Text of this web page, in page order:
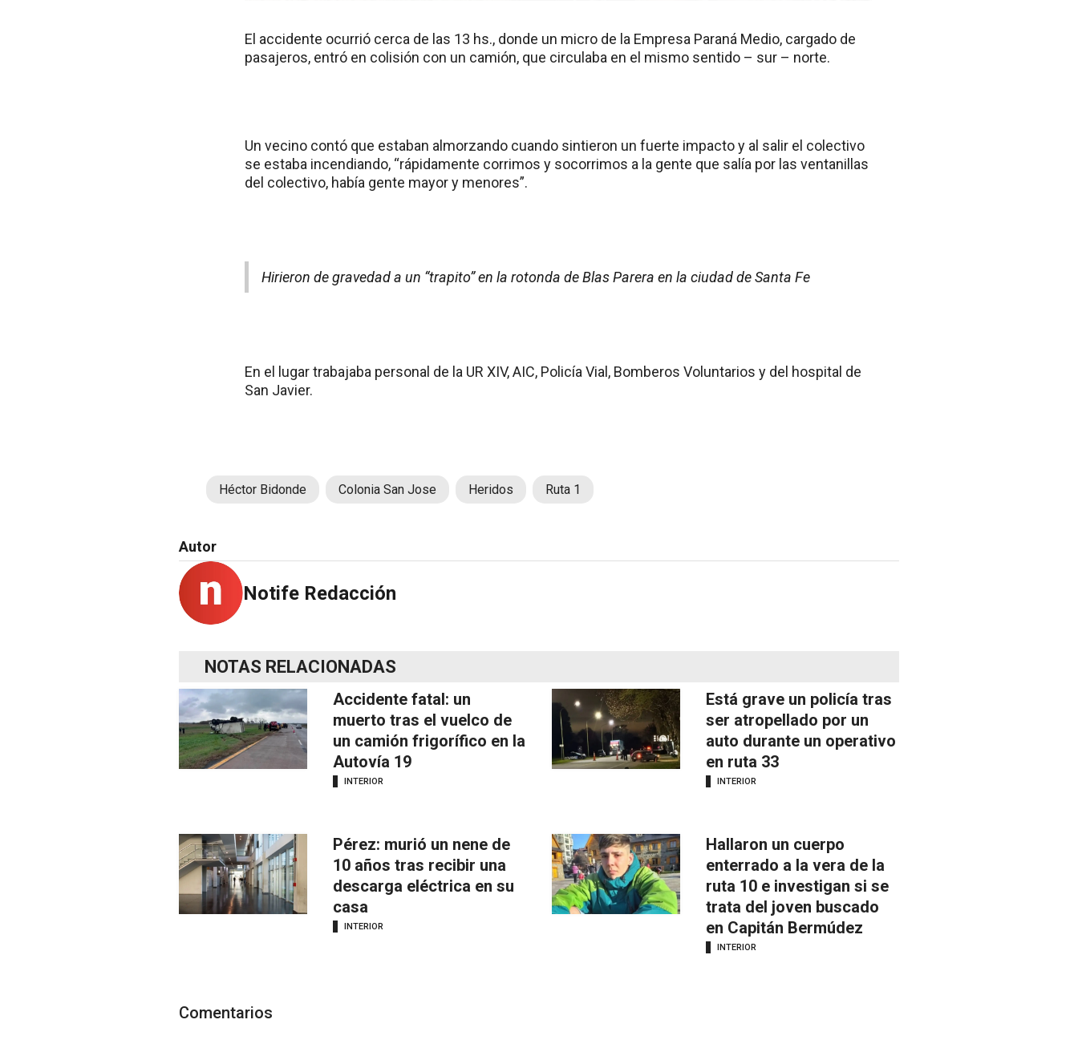
El accidente ocurrió cerca de las 13 hs., donde un micro de la Empresa Paraná Medio, cargado de
pasajeros, entró en colisión con un camión, que circulaba en el mismo sentido – sur – norte.
Un vecino contó que estaban almorzando cuando sintieron un fuerte impacto y al salir el colectivo
se estaba incendiando, “rápidamente corrimos y socorrimos a la gente que salía por las ventanillas
del colectivo, había gente mayor y menores”.
Hirieron de gravedad a un “trapito” en la rotonda de Blas Parera en la ciudad de Santa Fe
En el lugar trabajaba personal de la UR XIV, AIC, Policía Vial, Bomberos Voluntarios y del hospital de
San Javier.
Héctor Bidonde Colonia San Jose Heridos Ruta 1
Autor
Notife Redacción
NOTAS RELACIONADAS
Accidente fatal: un
muerto tras el vuelco de
un camión frigorífico en la
Autovía 19
INTERIOR
Está grave un policía tras
ser atropellado por un
auto durante un operativo
en ruta 33
INTERIOR
Pérez: murió un nene de
10 años tras recibir una
descarga eléctrica en su
casa
INTERIOR
Hallaron un cuerpo
enterrado a la vera de la
ruta 10 e investigan si se
trata del joven buscado
en Capitán Bermúdez
INTERIOR
Comentarios